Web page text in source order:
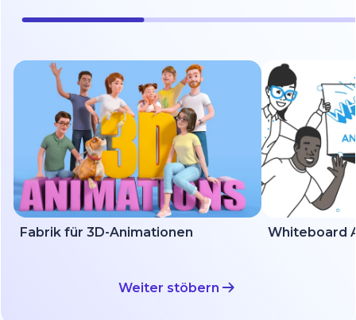
Fabrik für 3D-Animationen Whiteboard
Weiter stöbern